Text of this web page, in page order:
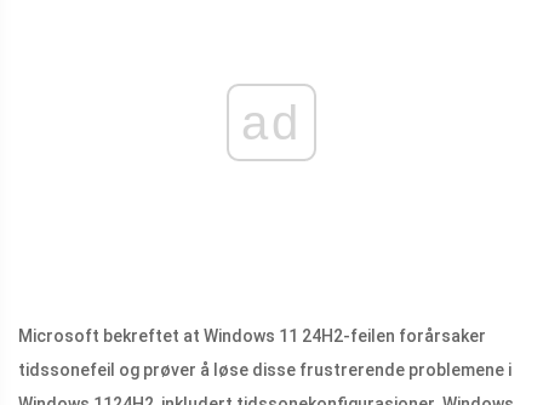
ad
Microsoft bekreftet at Windows 11 24H2-feilen forårsaker
tidssonefeil og prøver å løse disse frustrerende problemene i